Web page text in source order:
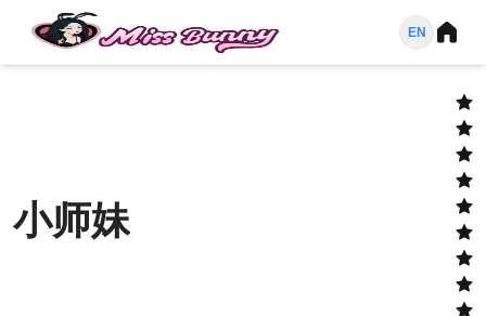
EN
小师妹